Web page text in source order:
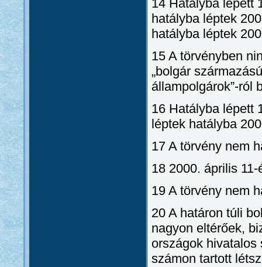
14 Hatályba lépett
hatályba léptek
hatályba léptek
15 A törvényben
„bolgár
állampolgárok”-ról
16 Hatályba lépett
léptek hatályba
17 A törvény nem
18 2000. április
19 A törvény nem
20 A határon túli
nagyon eltérőek,
országok
számon tartott